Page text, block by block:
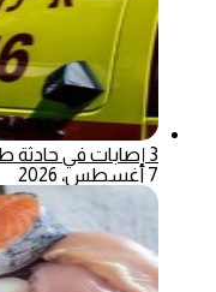
3 إصابات في حادثة طعن بالطيبة داخل أراضي الـ48
7 أغسطس، 2026